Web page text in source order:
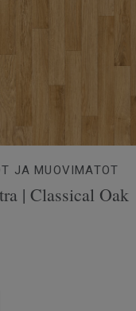
JA MUOVIMATOT
| Classical Oak